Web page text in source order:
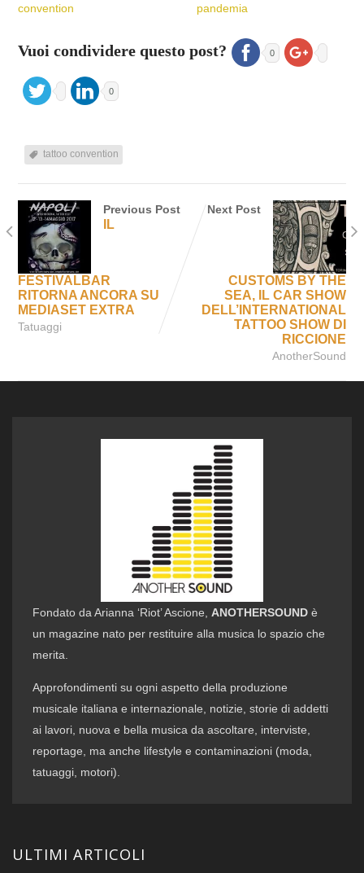
convention
pandemia
Vuoi condividere questo post? 0
0
tattoo convention
Previous Post
IL
FESTIVALBAR
RITORNA ANCORA SU
MEDIASET EXTRA
Tatuaggi
Next Post
CUSTOMS BY THE
SEA, IL CAR SHOW
DELL’INTERNATIONAL
TATTOO SHOW DI
RICCIONE
AnotherSound
Fondato da Arianna ‘Riot’ Ascione, ANOTHERSOUND è
un magazine nato per restituire alla musica lo spazio che
merita.
Approfondimenti su ogni aspetto della produzione
musicale italiana e internazionale, notizie, storie di addetti
ai lavori, nuova e bella musica da ascoltare, interviste,
reportage, ma anche lifestyle e contaminazioni (moda,
tatuaggi, motori).
ULTIMI ARTICOLI